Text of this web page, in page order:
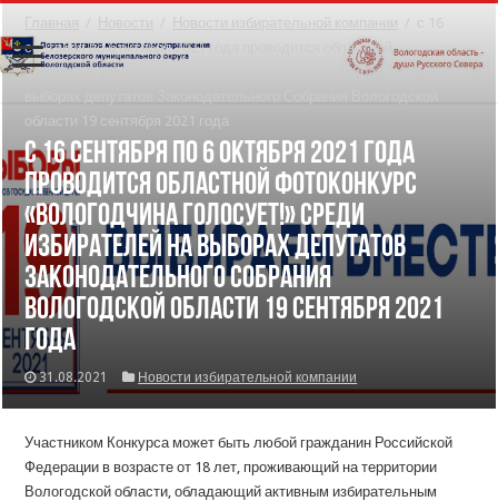
Главная Новости Новости избирательной компании
с 16
сентября по 6 октября 2021 года проводится областной
фотоконкурс «Вологодчина голосует!» среди избирателей на
области 19 сентября 2021 года
с 16 сентября по 6 октября 2021 года
проводится областной фотоконкурс
«Вологодчина голосует!» среди
избирателей на выборах депутатов
Законодательного Собрания
Вологодской области 19 сентября 2021
года
31.08.2021 Новости избирательной компании
Участником Конкурса может быть любой гражданин Российской
Федерации в возрасте от 18 лет, проживающий на территории
Вологодской области, обладающий активным избирательным